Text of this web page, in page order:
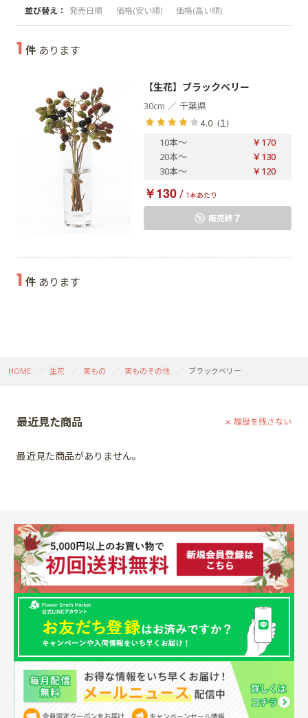
並び替え ： 発売日順 価格(安い順) 価格(高い順)
1 件 あります
【生花】ブラックベリー
30cm ／ 千葉県
4.0 （1 ）
10本～
￥170
20本～
￥130
30本～ ￥120
￥130/ 1本あたり
販売終了
1 件 あります
HOME 生花 実もの 実ものその他 ブラックベリー
最近見た商品
最近見た商品がありません。
履歴を残さない